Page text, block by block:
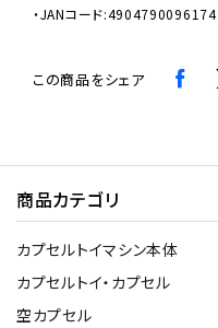
・JANコード:4904790096174
この商品をシェア
商品カテゴリ
カプセルトイマシン本体
カプセルトイ・カプセル
空カプセル